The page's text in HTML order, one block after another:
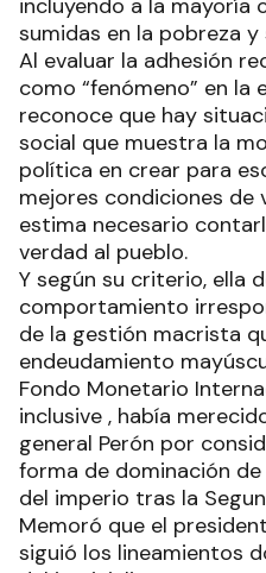
incluyendo a la mayoría
sumidas en la pobreza
Al evaluar la adhesión
como “fenómeno” en la
reconoce que hay
social que muestra la
política en crear para
mejores condiciones de
estima necesario
verdad al pueblo.
Y según su criterio, ella
comportamiento
de la gestión macrista
endeudamiento
Fondo Monetario
inclusive , había
general Perón por
forma de dominación
del imperio tras la
Memoró que el
siguió los lineamientos